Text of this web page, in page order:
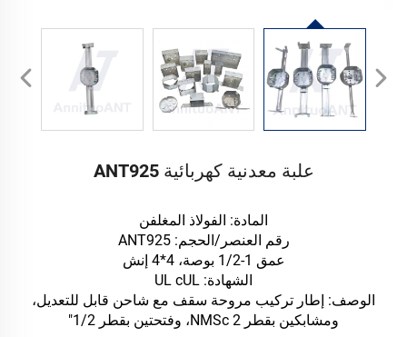
علبة معدنية كهربائية ANT925
المادة: الفولاذ المغلفن
رقم العنصر/الحجم: ANT925
عمق 1-1/2 بوصة، 4*4 إنش
الشهادة: UL cUL
الوصف: إطار تركيب مروحة سقف مع شاحن قابل للتعديل،
ومشابكين بقطر 2 NMSc، وفتحتين بقطر 1/2"